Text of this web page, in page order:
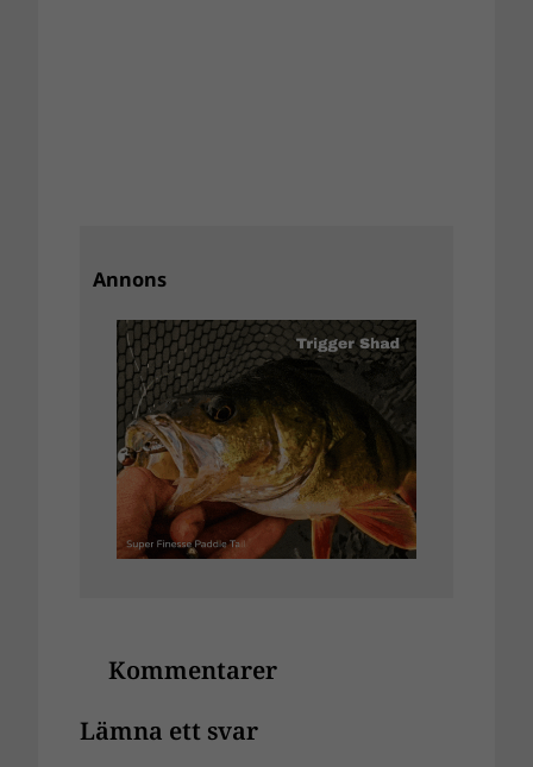
Annons
Kommentarer
Lämna ett svar